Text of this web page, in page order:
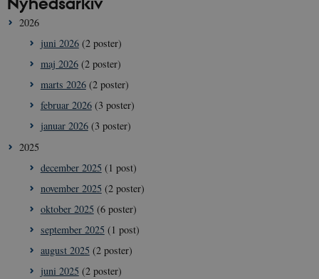
2026
juni 2026(2 poster)
maj 2026(2 poster)
marts 2026(2 poster)
februar 2026(3 poster)
januar 2026(3 poster)
2025
december 2025 (1 post)
november 2025 (2 poster)
oktober 2025 (6 poster)
september 2025 (1 post)
august 2025 (2 poster)
juni 2025 (2 poster)